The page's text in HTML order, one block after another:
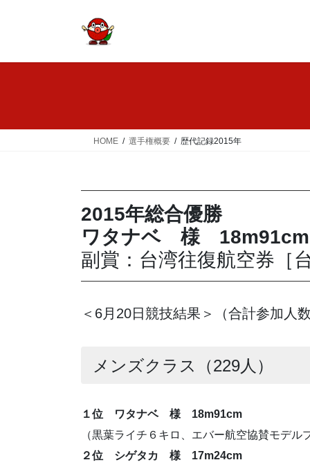
HOME 選手権概要 歴代記録2015年
2015年総合優勝
ワタナベ 様 18m91cm
副賞：台湾往復航空券［
＜6月20日競技結果＞（合計参加人数
メンズクラス（229人）
１位 ワタナベ 様 18m91cm
（黒葉ライチ６キロ、エバー航空協賛モデル
２位 シゲタカ 様 17m24cm